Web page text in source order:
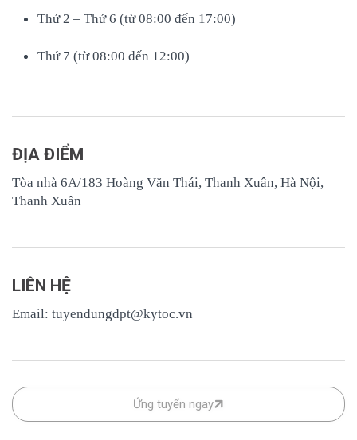
Thứ 2 – Thứ 6 (từ 08:00 đến 17:00)
Thứ 7 (từ 08:00 đến 12:00)
ĐỊA ĐIỂM
Tòa nhà 6A/183 Hoàng Văn Thái, Thanh Xuân, Hà Nội,
Thanh Xuân
LIÊN HỆ
Email: tuyendungdpt@kytoc.vn
Ứng tuyển ngay